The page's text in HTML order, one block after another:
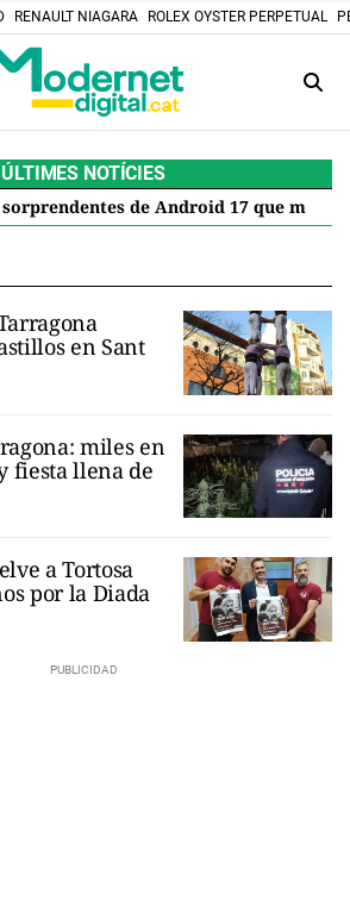
RENAULT NIAGARA ROLEX OYSTER PERPETUAL
ÚLTIMES NOTÍCIES
de Android 17 que mejoran tu Google Pixel
en Sant
miles en
fiesta llena de
a Tortosa
por la Diada